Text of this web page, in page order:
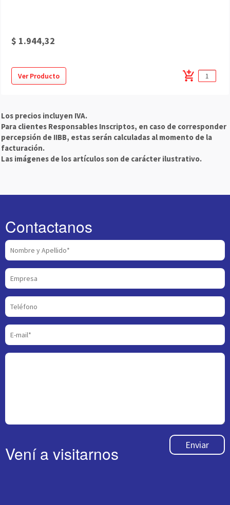
$ 1.944,32
Ver Producto add_shopping_cart
Los precios incluyen IVA.
Para clientes Responsables Inscriptos, en caso de corresponder
percepsión de IIBB, estas serán calculadas al momento de la
facturación.
Las imágenes de los artículos son de carácter ilustrativo.
Contactanos
Enviar
Vení a visitarnos